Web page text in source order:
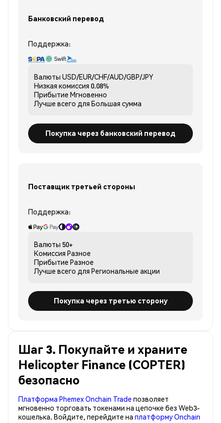
Банковский перевод
Поддержка:
Валюты USD/EUR/CHF/AUD/GBP/JPY
Низкая комиссия 0.08%
Прибытие Мгновенно
Лучше всего для Большая сумма
Покупка через банковский перевод
Поставщик третьей стороны
Поддержка:
Валюты 50+
Комиссия Разное
Прибытие Разное
Лучше всего для Региональные акции
Покупка через третью сторону
Шаг 3. Покупайте и храните
Helicopter Finance (COPTER)
безопасно
Платформа Phemex Onchain Trade позволяет
мгновенно торговать токенами на цепочке без Web3-
кошелька. Войдите, перейдите на платформу Onchain